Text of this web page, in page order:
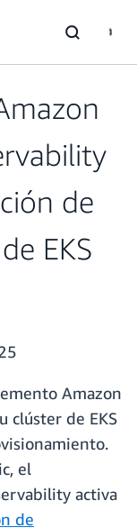
de
EKS
Amazon
clúster de EKS
el
activa
de